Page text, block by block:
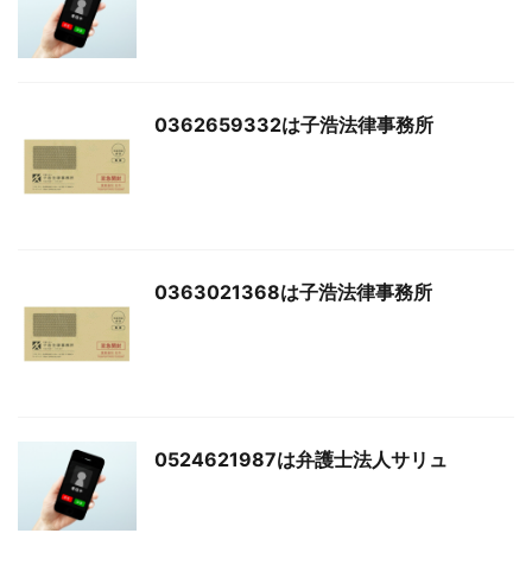
0362659332は子浩法律事務所
0363021368は子浩法律事務所
0524621987は弁護士法人サリュ